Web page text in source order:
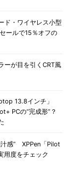
ド・ワイヤレス小型
ールで15％オフの
ーが目を引くCRT風
13.8インチ」
PCの“完成形”？
汁感” XPPen「Pilot
用度をチェック